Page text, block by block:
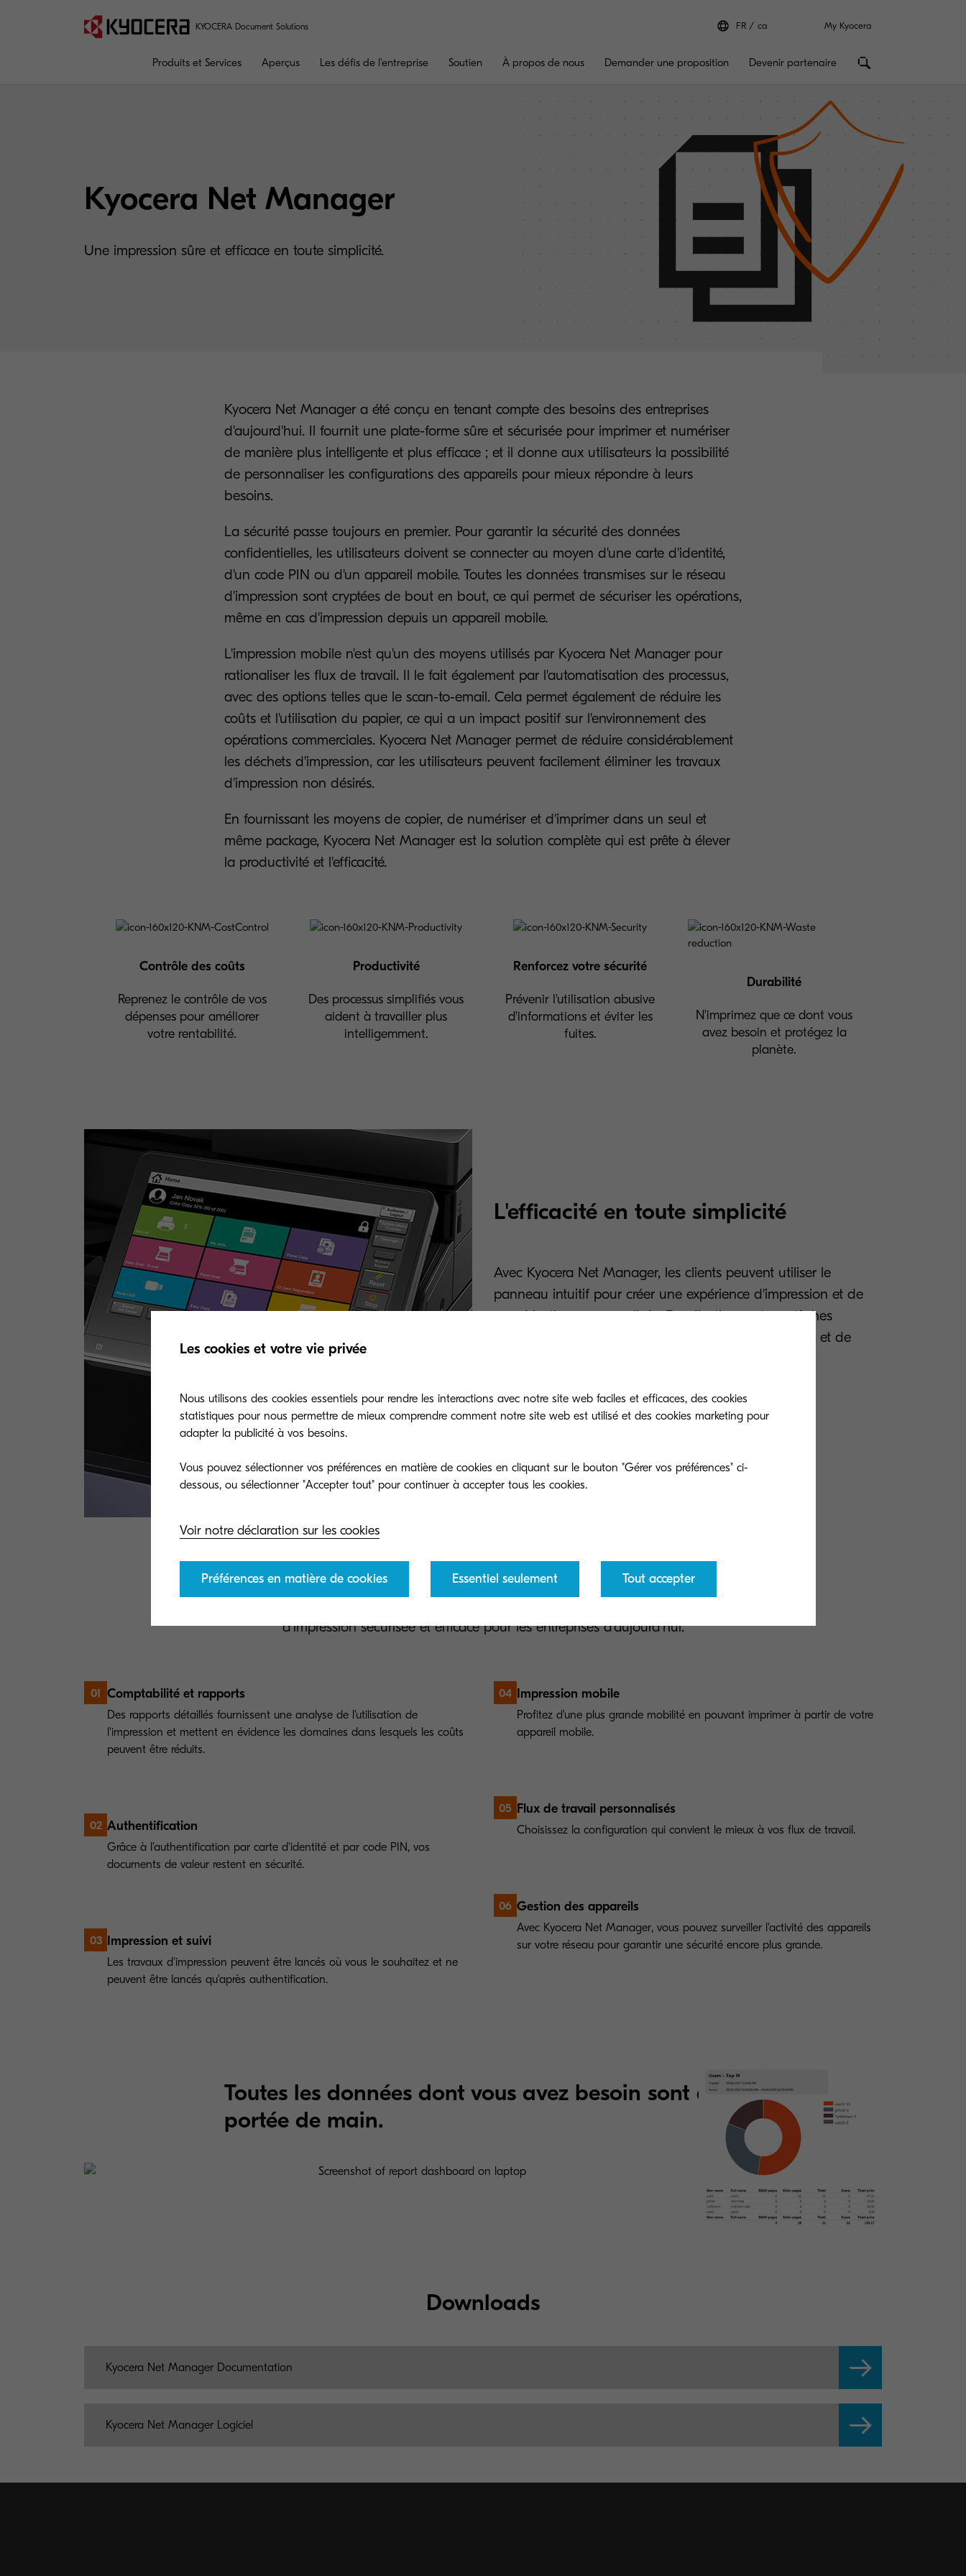
KYOCERA Document Solutions FR ca My Kyocera
Produits et Services Aperçus Les défis de l'entreprise Soutien À propos de nous Demander une proposition Devenir partenaire
Kyocera Net Manager
Une impression sûre et efficace en toute simplicité.
Kyocera Net Manager a été conçu en tenant compte des besoins des entreprises
d'aujourd'hui. Il fournit une plate-forme sûre et sécurisée pour imprimer et numériser
de manière plus intelligente et plus efficace ; et il donne aux utilisateurs la possibilité
de personnaliser les configurations des appareils pour mieux répondre à leurs
besoins.
La sécurité passe toujours en premier. Pour garantir la sécurité des données
confidentielles, les utilisateurs doivent se connecter au moyen d'une carte d'identité,
d'un code PIN ou d'un appareil mobile. Toutes les données transmises sur le réseau
d'impression sont cryptées de bout en bout, ce qui permet de sécuriser les opérations,
même en cas d'impression depuis un appareil mobile.
L'impression mobile n'est qu'un des moyens utilisés par Kyocera Net Manager pour
rationaliser les flux de travail. Il le fait également par l'automatisation des processus,
avec des options telles que le scan-to-email. Cela permet également de réduire les
coûts et l'utilisation du papier, ce qui a un impact positif sur l'environnement des
opérations commerciales. Kyocera Net Manager permet de réduire considérablement
les déchets d'impression, car les utilisateurs peuvent facilement éliminer les travaux
d'impression non désirés.
En fournissant les moyens de copier, de numériser et d'imprimer dans un seul et
même package, Kyocera Net Manager est la solution complète qui est prête à élever
la productivité et l'efficacité.
Contrôle des coûts
Reprenez le contrôle de vos
dépenses pour améliorer
votre rentabilité.
Productivité
Des processus simplifiés vous
aident à travailler plus
intelligemment.
Renforcez votre sécurité
Prévenir l'utilisation abusive
d'informations et éviter les
fuites.
Durabilité
N'imprimez que ce dont vous
avez besoin et protégez la
planète.
L'efficacité en toute simplicité
Avec Kyocera Net Manager, les clients peuvent utiliser le
panneau intuitif pour créer une expérience d'impression et de
numérisation personnalisée. En sélectionnant vos tâches
préférées, il est possible de gagner un temps précieux et de
Fonctionnalités
d'impression sécurisée et efficace pour les entreprises d'aujourd'hui.
01 Comptabilité et rapports
Des rapports détaillés fournissent une analyse de l'utilisation de
l'impression et mettent en évidence les domaines dans lesquels les coûts
peuvent être réduits.
02 Authentification
Grâce à l'authentification par carte d'identité et par code PIN, vos
documents de valeur restent en sécurité.
03 Impression et suivi
Les travaux d'impression peuvent être lancés où vous le souhaitez et ne
peuvent être lancés qu'après authentification.
04 Impression mobile
Profitez d'une plus grande mobilité en pouvant imprimer à partir de votre
appareil mobile.
05 Flux de travail personnalisés
Choisissez la configuration qui convient le mieux à vos flux de travail.
06 Gestion des appareils
Avec Kyocera Net Manager, vous pouvez surveiller l'activité des appareils
sur votre réseau pour garantir une sécurité encore plus grande.
Toutes les données dont vous avez besoin sont à
portée de main.
Downloads
Kyocera Net Manager Documentation
Kyocera Net Manager Logiciel
Les cookies et votre vie privée
Nous utilisons des cookies essentiels pour rendre les interactions avec notre site web faciles et efficaces, des cookies
statistiques pour nous permettre de mieux comprendre comment notre site web est utilisé et des cookies marketing pour
adapter la publicité à vos besoins.
Vous pouvez sélectionner vos préférences en matière de cookies en cliquant sur le bouton "Gérer vos préférences" ci-
dessous, ou sélectionner "Accepter tout" pour continuer à accepter tous les cookies.
Voir notre déclaration sur les cookies
Préférences en matière de cookies Essentiel seulement Tout accepter